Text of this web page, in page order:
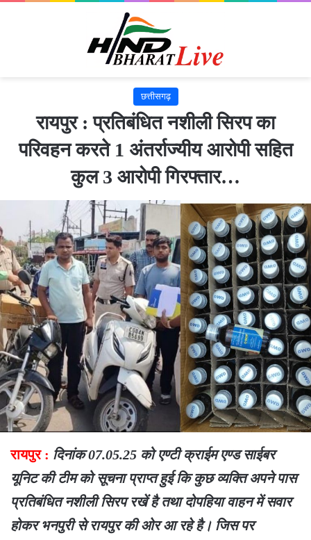
छत्तीसगढ़
रायपुर : प्रतिबंधित नशीली सिरप का
परिवहन करते 1 अंतर्राज्यीय आरोपी सहित
कुल 3 आरोपी गिरफ्तार…
रायपुर : दिनांक 07.05.25 को एण्टी क्राईम एण्ड साईबर
यूनिट की टीम को सूचना प्राप्त हुई कि कुछ व्यक्ति अपने पास
प्रतिबंधित नशीली सिरप रखें है तथा दोपहिया वाहन में सवार
होकर भनपुरी से रायपुर की ओर आ रहे है। जिस पर